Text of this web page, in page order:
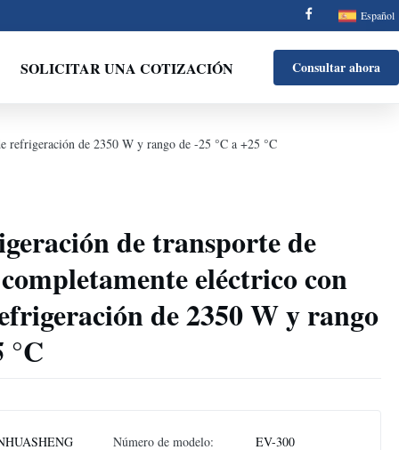
Español
SOLICITAR UNA COTIZACIÓN Consultar ahora
refrigeración de 2350 W y rango de -25 °C a +25 °C
de transporte de
eléctrico con
de 2350 W y rango
°C
Número de modelo: EV-300